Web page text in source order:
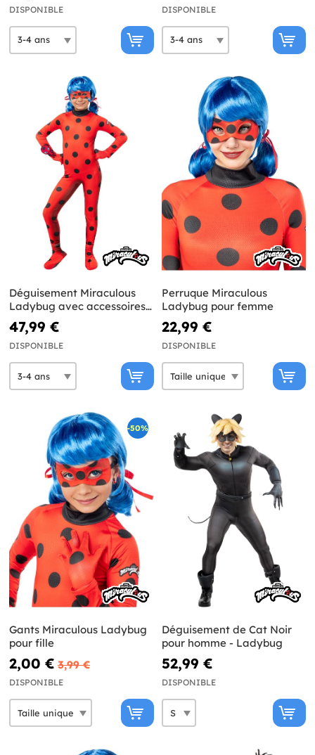
DISPONIBLE DISPONIBLE
Déguisement Miraculous
Ladybug avec accessoires
pour fille
47,99 €
DISPONIBLE
Perruque Miraculous
Ladybug pour femme
22,99 €
DISPONIBLE
-50%
Gants Miraculous Ladybug
pour fille
2,00 € 3,99 €
DISPONIBLE
Déguisement de Cat Noir
pour homme - Ladybug
52,99 €
DISPONIBLE